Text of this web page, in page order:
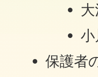
保護者